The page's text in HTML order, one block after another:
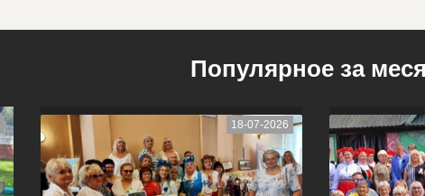
Популярное за
18-07-2026